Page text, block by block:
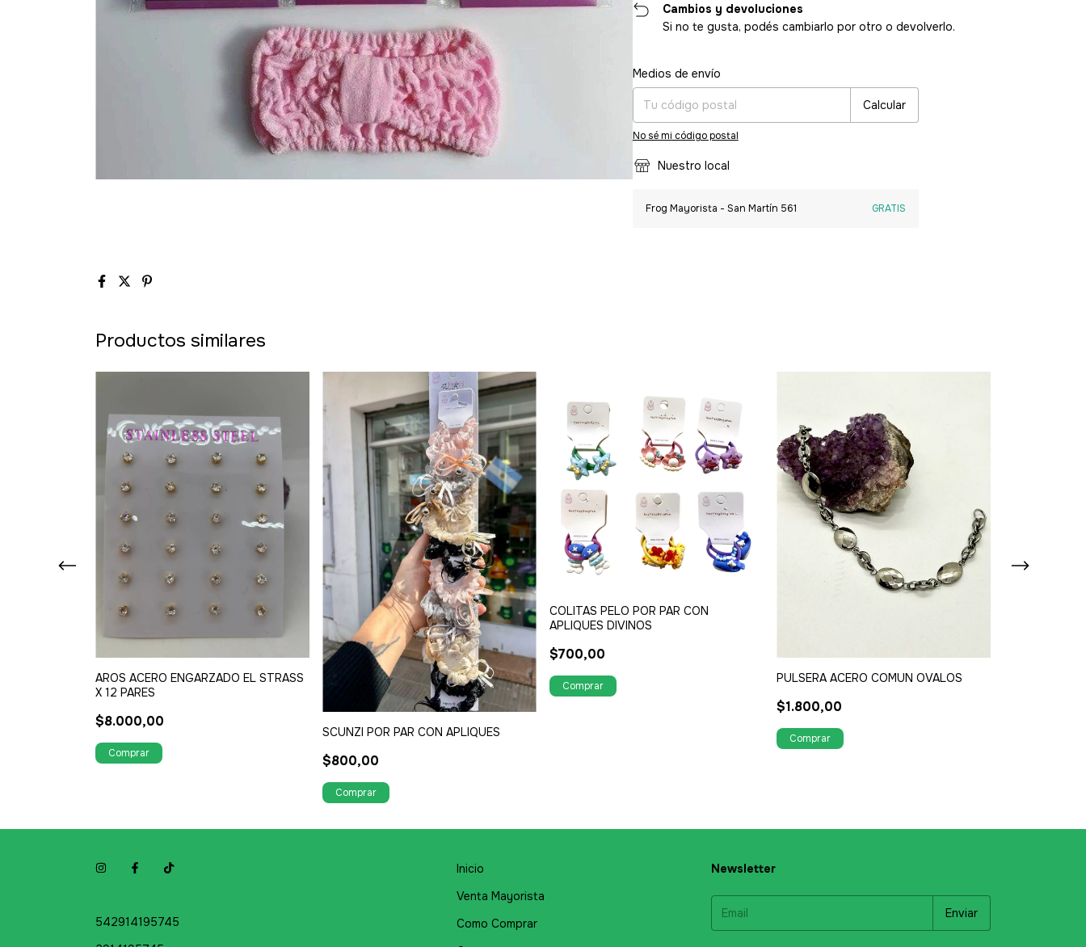
Cambios y devoluciones
Si no te gusta, podés cambiarlo por otro o devolverlo.
Entregas para el CP:
Medios de envío
Calcular
No sé mi código postal
Nuestro local
Frog Mayorista - San Martín 561 GRATIS
Productos similares
AROS ACERO ENGARZADO EL STRASS
X 12 PARES
$8.000,00
SCUNZI POR PAR CON APLIQUES
$800,00
COLITAS PELO POR PAR CON
APLIQUES DIVINOS
$700,00
PULSERA ACERO COMUN OVALOS
$1.800,00
542914195745
Inicio
Venta Mayorista
Como Comprar
Newsletter